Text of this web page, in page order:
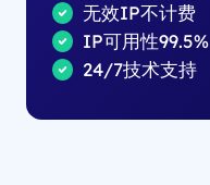
无效IP不计费
IP可用性99.5%
24/7技术支持